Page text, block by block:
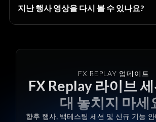
지난 행사 영상을 다시 볼 수 있나요?
FX REPLAY 업데이트
FX Replay 라이브
대 놓치지 마세
향후 행사, 백테스팅 세션 및 신규 기능